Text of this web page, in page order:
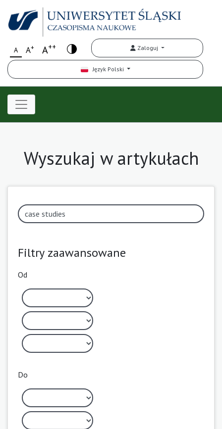
A A+ A++ Zaloguj
Język Polski
Wyszukaj w artykułach
Filtry zaawansowane
Od
Do